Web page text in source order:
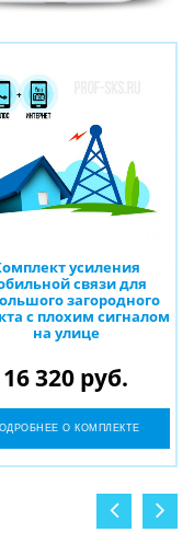
усиления
связи для
загородного
с плохим сигналом
на улице
16 320 руб.
О КОМПЛЕКТЕ